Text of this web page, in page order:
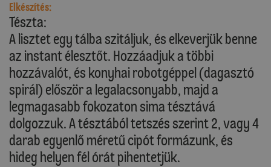
Elkészítés:
Tészta:
A lisztet egy tálba szitáljuk, és elkeverjük benne
az instant élesztőt. Hozzáadjuk a többi
hozzávalót, és konyhai robotgéppel (dagasztó
spirál) először a legalacsonyabb, majd a
legmagasabb fokozaton sima tésztává
dolgozzuk. A tésztából tetszés szerint 2, vagy 4
darab egyenlő méretű cipót formázunk, és
hideg helyen fél órát pihentetjük.